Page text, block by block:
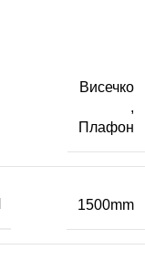
Висечко
,
Плафон
1500mm